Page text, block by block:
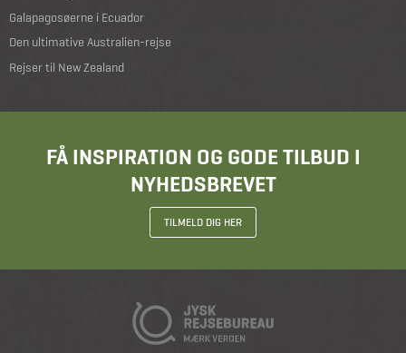
Galapagosøerne i Ecuador
Den ultimative Australien-rejse
Rejser til New Zealand
FÅ INSPIRATION OG GODE TILBUD I
NYHEDSBREVET
TILMELD DIG HER